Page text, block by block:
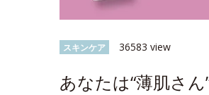
スキンケア 36583 view
あなたは“薄肌さ